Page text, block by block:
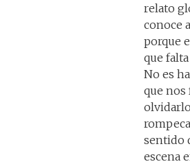
relato
conoce
porque
que
No es
que nos
sentido
escena